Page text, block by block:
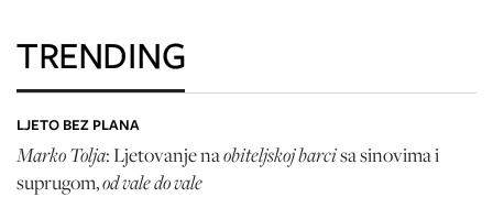
TRENDING
LJETO BEZ PLANA
Marko Tolja: Ljetovanje naobiteljskoj barcisa sinovima i
suprugom,od vale do vale